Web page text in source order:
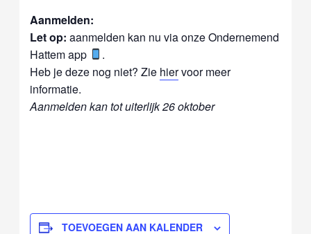
Aanmelden:
Let op: aanmelden kan nu via onze Ondernemend
Hattem app
.
Heb je deze nog niet? Zie hiervoor meer
informatie.
Aanmelden kan tot uiterlijk 26 oktober
TOEVOEGEN AAN KALENDER